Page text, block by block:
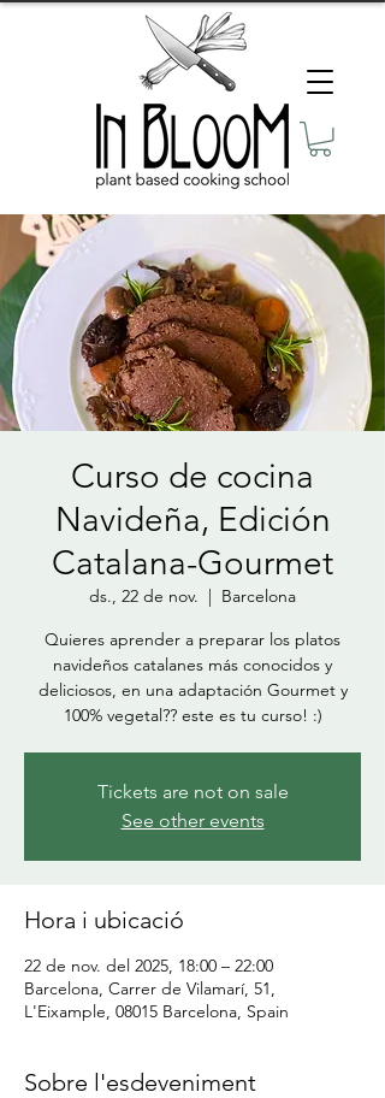
Curso de cocina
Navideña, Edición
Catalana-Gourmet
ds., 22 de nov.
  |
Barcelona
Quieres aprender a preparar los platos
navideños catalanes más conocidos y
deliciosos, en una adaptación Gourmet y
100% vegetal?? este es tu curso! :)
Tickets are not on sale
See other events
Hora i ubicació
22 de nov. del 2025, 18:00 – 22:00
Barcelona, Carrer de Vilamarí, 51,
L'Eixample, 08015 Barcelona, Spain
Sobre l'esdeveniment